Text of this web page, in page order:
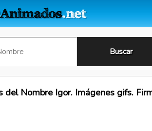
del Nombre Igor. Imágenes gifs.